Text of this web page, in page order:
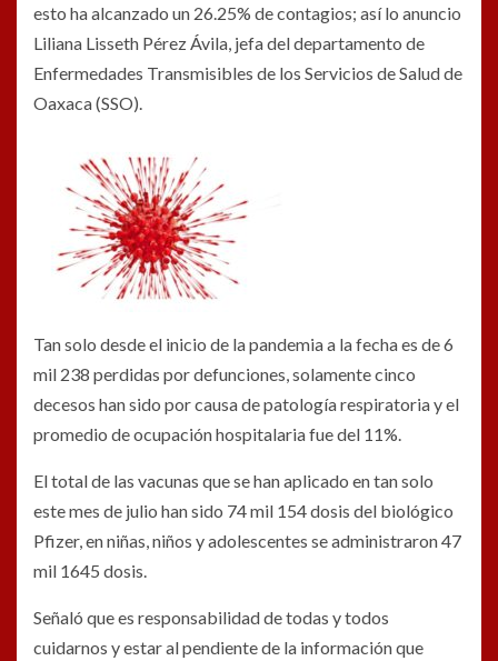
esto ha alcanzado un 26.25% de contagios; así lo anuncio
Liliana Lisseth Pérez Ávila, jefa del departamento de
Enfermedades Transmisibles de los Servicios de Salud de
Oaxaca (SSO).
Tan solo desde el inicio de la pandemia a la fecha es de 6
mil 238 perdidas por defunciones, solamente cinco
decesos han sido por causa de patología respiratoria y el
promedio de ocupación hospitalaria fue del 11%.
El total de las vacunas que se han aplicado en tan solo
este mes de julio han sido 74 mil 154 dosis del biológico
Pfizer, en niñas, niños y adolescentes se administraron 47
mil 1645 dosis.
Señaló que es responsabilidad de todas y todos
cuidarnos y estar al pendiente de la información que